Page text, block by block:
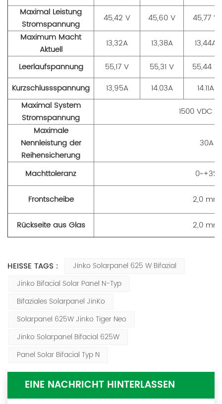
Maximal Leistung
Stromspannung
45,42 V 45,60 V
45,77 V
Maximum Macht
Aktuell
13,32A 13,38A
13,44A
Leerlaufspannung
55,17 V 55,31 V
55,44 V
Kurzschlussspannung
13,95A 14.03A
14.11A
MaximalSystem
Stromspannung
1500 VDC
Maximale
Nennleistung der
Reihensicherung
30A
Machttoleranz 0~+3%
Frontscheibe 2,0 mm
Rückseite aus Glas 2,0 mm
HEISSE TAGS :
Jinko Solarpanel 625 W Bifazial
Jinko Bifacial Solar Panel N-Typ
Bifaziales Solarpanel JinKo
Solarpanel 625W Jinko Tiger Neo
Jinko Solarpanel Bifacial 625W
Panel Solar Bifacial Typ N
EINE NACHRICHT HINTERLASSEN